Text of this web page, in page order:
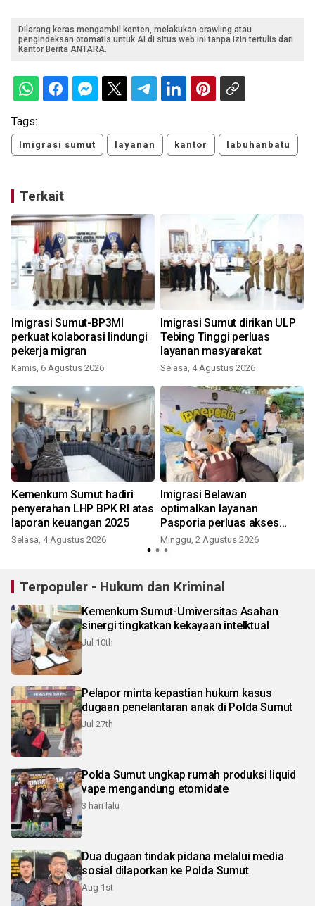
Dilarang keras mengambil konten, melakukan crawling atau
pengindeksan otomatis untuk AI di situs web ini tanpa izin tertulis dari
Kantor Berita ANTARA.
Tags:
Imigrasi sumut layanan kantor labuhanbatu
Terkait
Imigrasi Sumut-BP3MI
perkuat kolaborasi lindungi
pekerja migran
Kamis, 6 Agustus 2026
Imigrasi Sumut dirikan ULP
Tebing Tinggi perluas
layanan masyarakat
Selasa, 4 Agustus 2026
Kemenkum Sumut hadiri
penyerahan LHP BPK RI atas
laporan keuangan 2025
Selasa, 4 Agustus 2026
Imigrasi Belawan
optimalkan layanan
Pasporia perluas akses
untuk warga
Minggu, 2 Agustus 2026
Terpopuler - Hukum dan Kriminal
Kemenkum Sumut-Umiversitas Asahan
sinergi tingkatkan kekayaan intelktual
Jul 10th
Pelapor minta kepastian hukum kasus
dugaan penelantaran anak di Polda Sumut
Jul 27th
Polda Sumut ungkap rumah produksi liquid
vape mengandung etomidate
3 hari lalu
Dua dugaan tindak pidana melalui media
sosial dilaporkan ke Polda Sumut
Aug 1st